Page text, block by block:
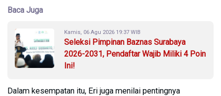
Baca Juga
Kamis, 06 Agu 2026 19:37 WIB
Seleksi Pimpinan Baznas Surabaya
2026-2031, Pendaftar Wajib Miliki 4 Poin
Ini!
Dalam kesempatan itu, Eri juga menilai pentingnya